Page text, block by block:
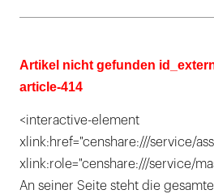
Artikel nicht gefunden
article-414
<interactive-element
xlink:href="censhare:///service/
xlink:role="censhare:///service/
An seiner Seite steht die